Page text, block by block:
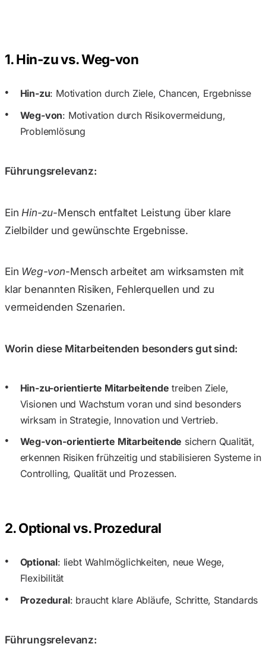
1. Hin-zu vs. Weg-von
Hin-zu: Motivation durch Ziele, Chancen, Ergebnisse
Weg-von: Motivation durch Risikovermeidung,
Problemlösung
Führungsrelevanz:
Ein Hin-zu-Mensch entfaltet Leistung über klare
Zielbilder und gewünschte Ergebnisse.
Ein Weg-von-Mensch arbeitet am wirksamsten mit
klar benannten Risiken, Fehlerquellen und zu
vermeidenden Szenarien.
Worin diese Mitarbeitenden besonders gut sind:
Hin-zu-orientierte Mitarbeitende treiben Ziele,
Visionen und Wachstum voran und sind besonders
wirksam in Strategie, Innovation und Vertrieb.
Weg-von-orientierte Mitarbeitende sichern Qualität,
erkennen Risiken frühzeitig und stabilisieren Systeme in
Controlling, Qualität und Prozessen.
2. Optional vs. Prozedural
Optional: liebt Wahlmöglichkeiten, neue Wege,
Flexibilität
Prozedural: braucht klare Abläufe, Schritte, Standards
Führungsrelevanz: